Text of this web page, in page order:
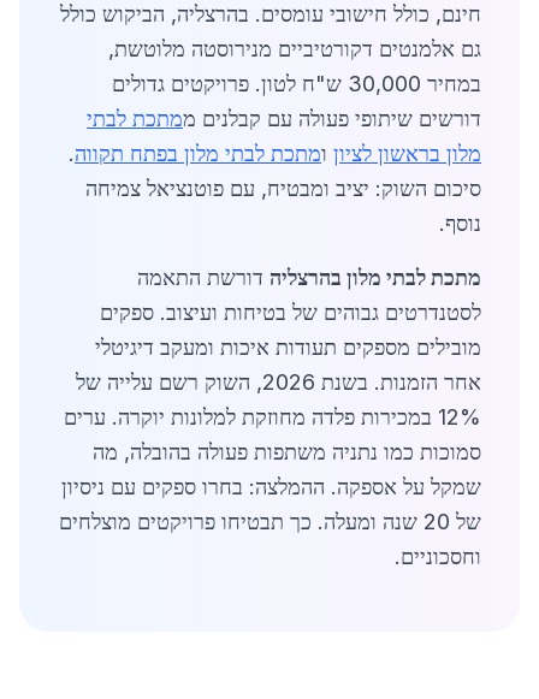
חינם, כולל חישובי עומסים. בהרצליה, הביקוש כולל
גם אלמנטים דקורטיביים מנירוסטה מלוטשת,
במחיר 30,000 ש"ח לטון. פרויקטים גדולים
דורשים שיתופי פעולה עם קבלנים ממתכת לבתי
מלון בראשון לציון ומתכת לבתי מלון בפתח תקווה.
סיכום השוק: יציב ומבטיח, עם פוטנציאל צמיחה
נוסף.
מתכת לבתי מלון בהרצליה דורשת התאמה
לסטנדרטים גבוהים של בטיחות ועיצוב. ספקים
מובילים מספקים תעודות איכות ומעקב דיגיטלי
אחר הזמנות. בשנת 2026, השוק רשם עלייה של
12% במכירות פלדה מחוזקת למלונות יוקרה. ערים
סמוכות כמו נתניה משתפות פעולה בהובלה, מה
שמקל על אספקה. ההמלצה: בחרו ספקים עם ניסיון
של 20 שנה ומעלה. כך תבטיחו פרויקטים מוצלחים
וחסכוניים.